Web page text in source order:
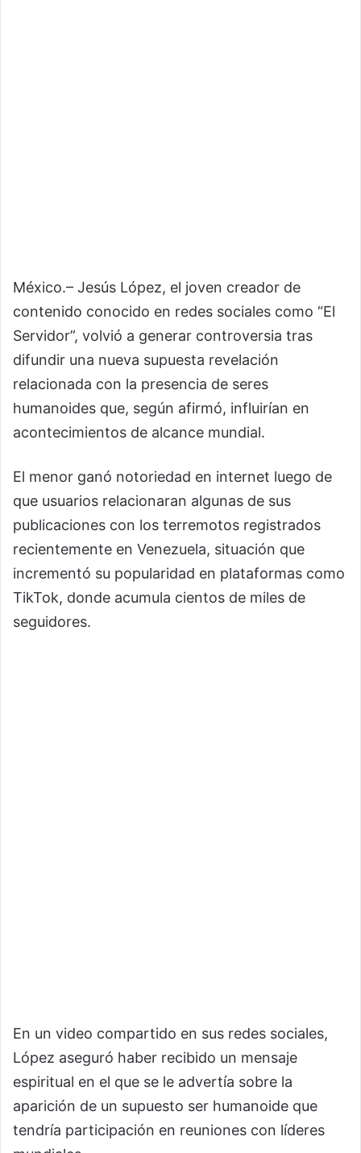
México.– Jesús López, el joven creador de
contenido conocido en redes sociales como “El
Servidor”, volvió a generar controversia tras
difundir una nueva supuesta revelación
relacionada con la presencia de seres
humanoides que, según afirmó, influirían en
acontecimientos de alcance mundial.
El menor ganó notoriedad en internet luego de
que usuarios relacionaran algunas de sus
publicaciones con los terremotos registrados
recientemente en Venezuela, situación que
incrementó su popularidad en plataformas como
TikTok, donde acumula cientos de miles de
seguidores.
En un video compartido en sus redes sociales,
López aseguró haber recibido un mensaje
espiritual en el que se le advertía sobre la
aparición de un supuesto ser humanoide que
tendría participación en reuniones con líderes